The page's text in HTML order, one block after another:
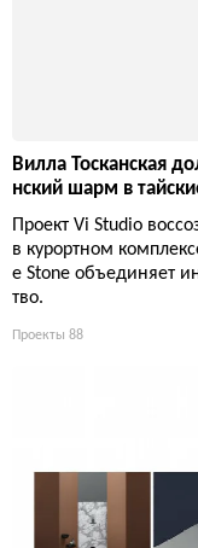
Вилла Тосканская
нский шарм в
Проект Vi Studio
в курортном
e Stone объединяет
тво.
Проекты 88